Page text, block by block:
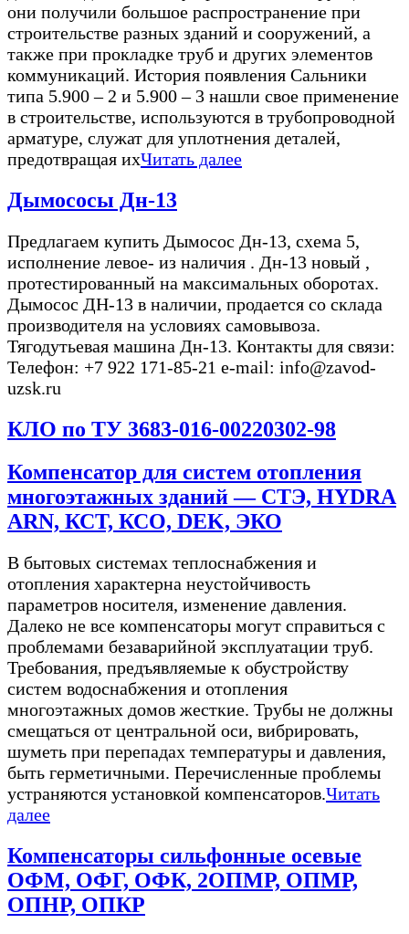
они получили большое распространение при
строительстве разных зданий и сооружений, а
также при прокладке труб и других элементов
коммуникаций. История появления Сальники
типа 5.900 – 2 и 5.900 – 3 нашли свое применение
в строительстве, используются в трубопроводной
арматуре, служат для уплотнения деталей,
предотвращая ихЧитать далее
Дымососы Дн-13
Предлагаем купить Дымосос Дн-13, схема 5,
исполнение левое- из наличия . Дн-13 новый ,
протестированный на максимальных оборотах.
Дымосос ДН-13 в наличии, продается со склада
производителя на условиях самовывоза.
Тягодутьевая машина Дн-13. Контакты для связи:
Телефон: +7 922 171-85-21 e-mail: info@zavod-
uzsk.ru
КЛО по ТУ 3683-016-00220302-98
Компенсатор для систем отопления
многоэтажных зданий — СТЭ, HYDRA
ARN, КСТ, КСО, DEK, ЭКО
В бытовых системах теплоснабжения и
отопления характерна неустойчивость
параметров носителя, изменение давления.
Далеко не все компенсаторы могут справиться с
проблемами безаварийной эксплуатации труб.
Требования, предъявляемые к обустройству
систем водоснабжения и отопления
многоэтажных домов жесткие. Трубы не должны
смещаться от центральной оси, вибрировать,
шуметь при перепадах температуры и давления,
быть герметичными. Перечисленные проблемы
устраняются установкой компенсаторов.Читать
далее
Компенсаторы сильфонные осевые
ОФМ, ОФГ, ОФК, 2ОПМР, ОПМР,
ОПНР, ОПКР